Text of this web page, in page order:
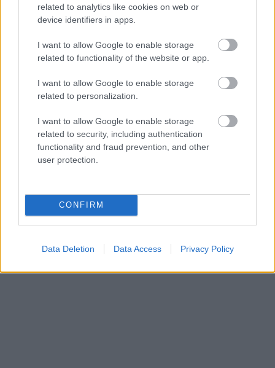
related to analytics like cookies on web or
device identifiers in apps.
I want to allow Google to enable storage
related to functionality of the website or app.
I want to allow Google to enable storage
related to personalization.
I want to allow Google to enable storage
related to security, including authentication
functionality and fraud prevention, and other
user protection.
CONFIRM
Data Deletion Data Access Privacy Policy
Legnagyobb eredmény, elismerés:A szeptember 9-
én megjelent debütlemez a brit lista második helyén
nyitott (33 ezren vették meg egy hét alatt). Azidei
Mercury Prizejelöltjeinek kihirdetése előtt ők voltak
a fogadóirodák legesélyesebbjei a rangos díjra
(ehhez képes a jelölés elmaradása persze csalódás).
Radarjel-erősség:Közepes méretű, de kitartó
rajongótábort vizionálunk és legalább két-három
lemeznyi, szép zenei építkezést, tisztes sikerekkel.
Wasting My Young Years